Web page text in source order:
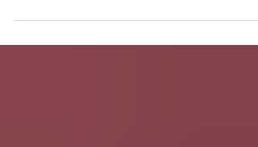
su descubrimiento...